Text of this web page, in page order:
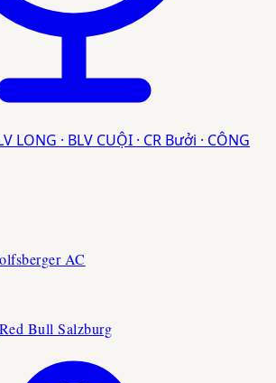
LONG · BLV CUỘI · CR Bưởi · CÔNG
AC
Red Bull Salzburg